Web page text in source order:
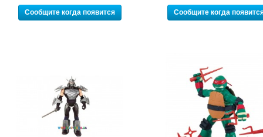
Сообщите когда появится Сообщите когда